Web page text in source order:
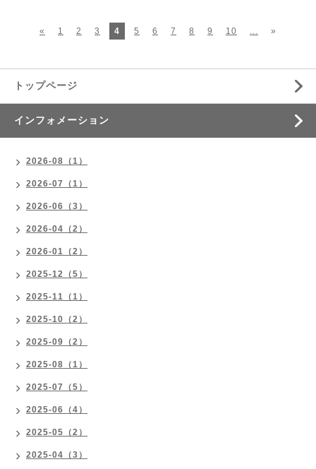
« 1 2 3 4 5 6 7 8 9 10 ... »
トップページ
インフォメーション
2026-08（1）
2026-07（1）
2026-06（3）
2026-04（2）
2026-01（2）
2025-12（5）
2025-11（1）
2025-10（2）
2025-09（2）
2025-08（1）
2025-07（5）
2025-06（4）
2025-05（2）
2025-04（3）